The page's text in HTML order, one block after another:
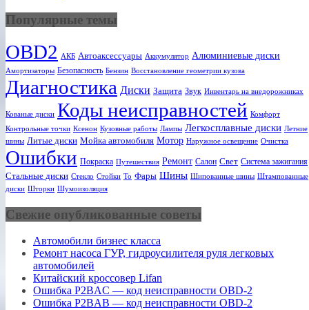
Популярные темы
OBD2 АКБ Автоаксессуары Аккумулятор Алюминиевые диски
Амортизаторы Безопасность Бензин Восстановление геометрии кузова
Диагностика Диски Защита Звук Инвентарь на внедорожниках
Кованые диски Коды неисправностей Комфорт
Контрольные точки Ксенон Кузовные работы Лампы Легкосплавные диски Летние
шины Литые диски Мойка автомобиля Мотор Наружное освещение Очистка
Ошибки Покраска Путешествия Ремонт Салон Свет Система зажигания
Стальные диски Стекло Стойки То Фары Шины Шипованные шины Штампованные
диски Шторки Шумоизоляция
Свежие опубликованные советы
Автомобили бизнес класса
Ремонт насоса ГУР, гидроусилителя руля легковых
автомобилей
Китайский кроссовер Lifan
Ошибка P2BAC — код неисправности OBD-2
Ошибка P2BAB — код неисправности OBD-2